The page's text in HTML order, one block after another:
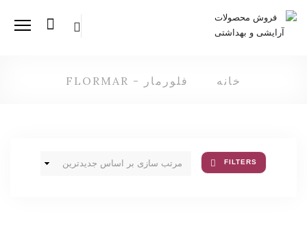
Menu
خانه فلورمار - FLORMAR
FILTERS